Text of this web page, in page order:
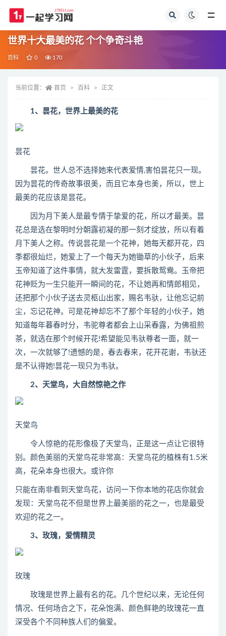
世界十大最美的花 个个争奇斗艳
百科 0 170
当前位置： 首页 百科 正文
1、昙花，世界上最美的花
昙花
昙花。世人总不选择她来代表爱情,害怕昙花只一现。
因为昙花的传奇故事很美，而且它本身也美，所以，世上
最美的花应该是昙花。
因为月下美人是最专情于挚爱的花，所以才最美。昙
花总是选在黎明时分朝露初凝的那一刻才绽放，所以有着
月下美人之称。传说昙花是一个花神，她每天都开花，四
季都很灿烂，她爱上了一个每天为她锄草的小伙子，后来
玉帝知道了这件事情，就大发雷霆，要拆散鸳鸯。玉帝把
花神贬为一生只能开一瞬间的花，不让她再和情郎相见，
还把那个小伙子送去灵柩山出家，赐名韦驮，让他忘记前
尘，忘记花神。可是花神却忘不了那个年轻的小伙子，她
知道每年暮春时分，韦驼尊者都会上山采春露，为佛祖煎
茶，就选在那个时候开花!希望能见韦驮尊者一面，就一
次，一次就够了!遗憾的是，春去春来，花开花谢，韦驮还
是不认得她!昙花一现只为韦驮。
2、天堂鸟，大自然惊艳之作
天堂鸟
令人惊艳的花形像极了天堂鸟，正是这一点让它很特
别。颜色美丽的天堂鸟花非常高：天堂鸟花的植株有1.5米
高，花朵本身也很大。或许你
只能在南非看到天堂鸟花，访问一下你本地的花店你就会
发现：天堂鸟花不但是世界上最美丽的花之一，也是最受
欢迎的花之一。
3、玫瑰，爱情精灵
玫瑰
玫瑰是世界上最有名的花。几个世纪以来，无论任何
情况、任何场合之下，花朵饱满、颜色鲜艳的玫瑰花一直
深受各个不同种族人们的偏爱。